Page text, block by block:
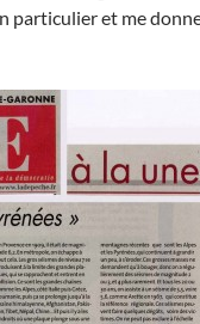
particulier et me